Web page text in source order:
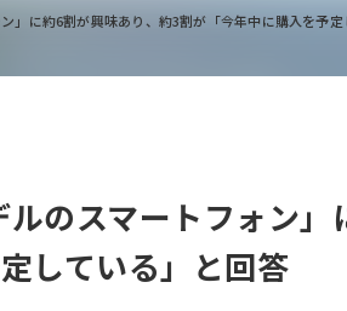
」に約6割が興味あり、約3割が「今年中に購入を予
ルのスマートフォン
している」と回答